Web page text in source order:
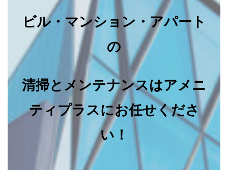
ビル・マンション・アパート
の
清掃とメンテナンスはアメニ
ティプラスにお任せくださ
い！